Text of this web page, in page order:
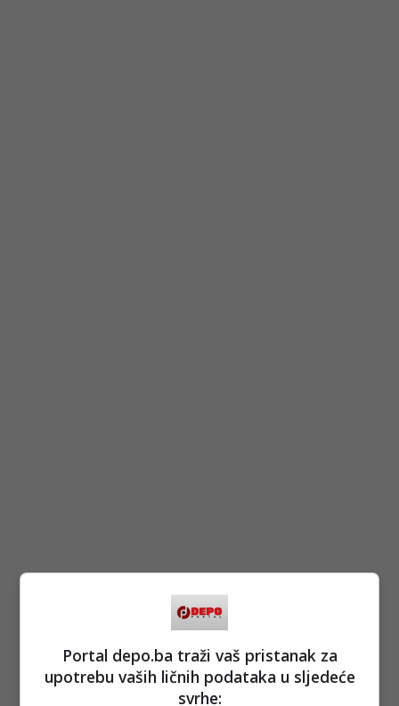
Portal depo.ba traži vaš pristanak za
upotrebu vaših ličnih podataka u sljedeće
svrhe: